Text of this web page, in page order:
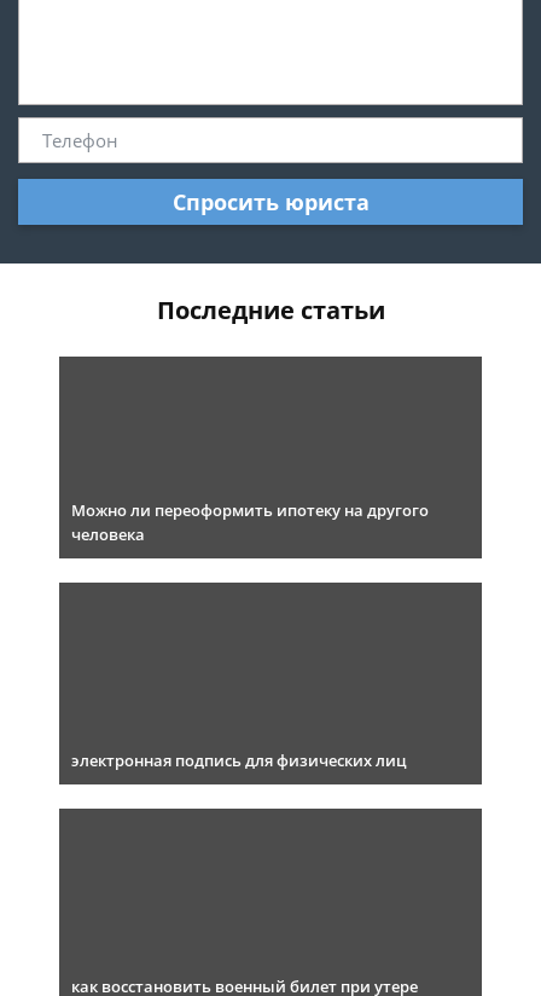
Спросить юриста
Последние статьи
Можно ли переоформить ипотеку на другого
человека
электронная подпись для физических лиц
как восстановить военный билет при утере